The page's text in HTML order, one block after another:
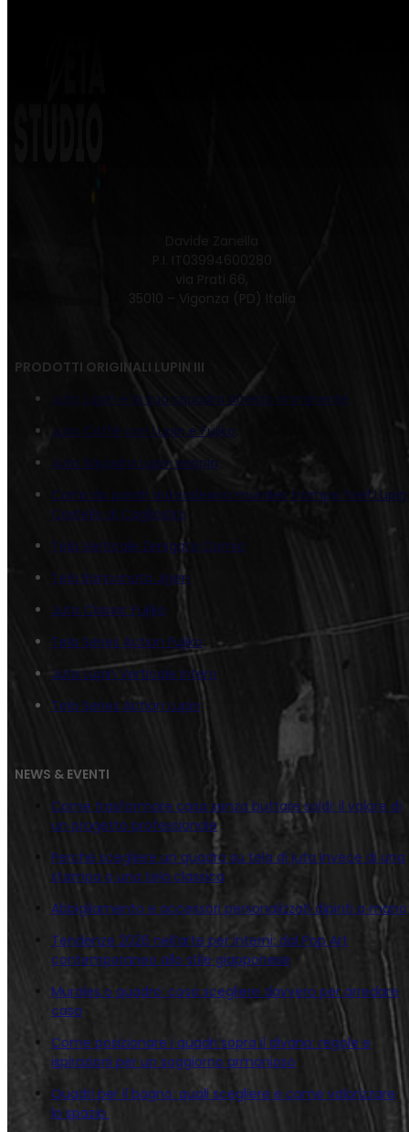
via Prati 66,
35010 – Vigonza (PD) Italia
PRODOTTI ORIGINALI LUPIN III
Juta Lupin e la sua squadra Arresto imminente
Juta Caffè con Lupin e Fujiko
Juta Squadra Lupin seppia
Carta da parati autoadesiva murales trompe l’oeil Lupin
Castello di Cagliostro
Tela Verticale Zenigata Comic
Tela Banconota Jigen
Juta Classic Fujiko
Tela Series Action Fujiko
Juta Lupin Verticale Intero
Tela Series Action Lupin
NEWS & EVENTI
Come trasformare casa senza buttare soldi: il valore di
un progetto professionale
Perché scegliere un quadro su tela di juta invece di una
stampa o una tela classica
Abbigliamento e accessori personalizzati dipinti a mano
Tendenze 2026 nell’arte per interni: dal Pop Art
contemporaneo allo stile giapponese
Murales o quadro: cosa scegliere davvero per arredare
casa
Come posizionare i quadri sopra il divano: regole e
ispirazioni per un soggiorno armonioso
Quadri per il bagno: quali scegliere e come valorizzare
lo spazio